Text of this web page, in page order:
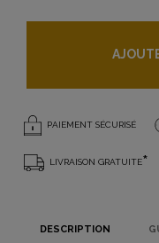
PAIEMENT SÉCURISÉ
LIVRAISON GRATUITE*
DESCRIPTION